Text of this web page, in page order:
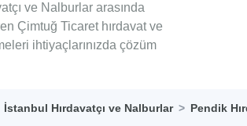
ve Nalburlar arasında
Çimtuğ Ticaret hırdavat ve
ihtiyaçlarınızda çözüm
İstanbul Hırdavatçı ve Nalburlar Pendik